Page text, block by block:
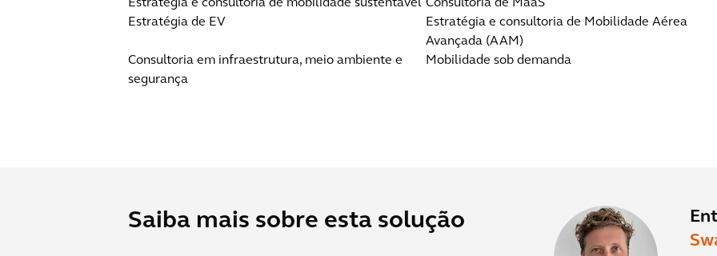
Estratégia e consultoria de mobilidade sustentável Consultoria de MaaS
Estratégia de EV
Estratégia e consultoria de Mobilidade Aérea
Avançada (AAM)
Consultoria em infraestrutura, meio ambiente e
segurança
Mobilidade sob demanda
Saiba mais sobre esta solução